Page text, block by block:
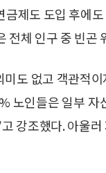
제도 도입 후에
전체 인구 중 빈곤
미도 없고 객관적
노인들은 일부
강조했다. 아울